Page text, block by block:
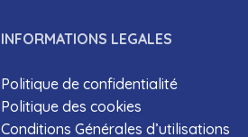
INFORMATIONS LEGALES
Politique de confidentialité
Politique des cookies
Conditions Générales d’utilisations